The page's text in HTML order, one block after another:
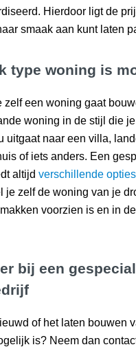
Hierdoor ligt de
smaak aan kunt laten
type woning is
zelf een woning gaat
woning in de stijl die
uitgaat naar een villa,
of iets anders. Een
altijdverschillende
je zelf de woning van je
voorzien is en in
bij een
of het laten bouwen
is? Neem dan